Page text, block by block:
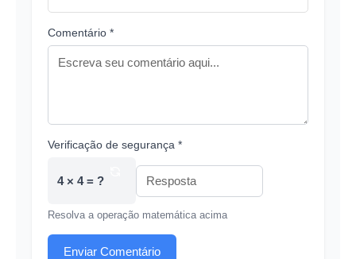
Comentário *
Verificação de segurança *
4 × 4 = ?
Resolva a operação matemática acima
Enviar Comentário